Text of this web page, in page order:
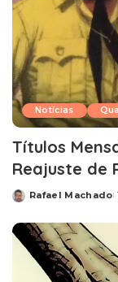
Notícias
Títulos
Reajuste de
Posted
Rafael Machado